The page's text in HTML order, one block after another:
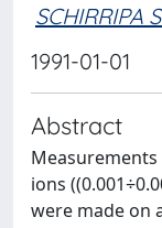
SCHIRRIPA
1991-01-01
Abstract
ions
were made on